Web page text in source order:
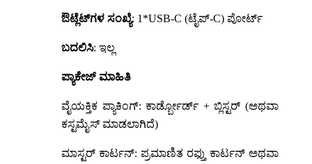
ಔಟ್ಲೆಟ್‌ಗಳ ಸಂಖ್ಯೆ: 1*USB-C (ಟೈಪ್-C) ಪೋರ್ಟ್
ಬದಲಿಸಿ: ಇಲ್ಲ
ಪ್ಯಾಕೇಜ್ ಮಾಹಿತಿ
ವೈಯಕ್ತಿಕ ಪ್ಯಾಕಿಂಗ್: ಕಾರ್ಡ್ಬೋರ್ಡ್ + ಬ್ಲಿಸ್ಟರ್ (ಅಥವಾ
ಕಸ್ಟಮೈಸ್ ಮಾಡಲಾಗಿದೆ)
ಮಾಸ್ಟರ್ ಕಾರ್ಟನ್: ಪ್ರಮಾಣಿತ ರಫ್ತು ಕಾರ್ಟನ್ ಅಥವಾ